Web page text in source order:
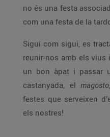
no és una festa
com una festa de la
Sigui com sigui, es
reunir-nos amb els vius
un bon àpat i passar
castanyada, el magosto
festes que serveixen
els nostres!